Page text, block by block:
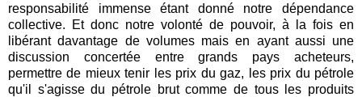
responsabilité immense étant donné notre dépendance
collective. Et donc notre volonté de pouvoir, à la fois en
libérant davantage de volumes mais en ayant aussi une
discussion concertée entre grands pays acheteurs,
permettre de mieux tenir les prix du gaz, les prix du pétrole
qu'il s'agisse du pétrole brut comme de tous les produits